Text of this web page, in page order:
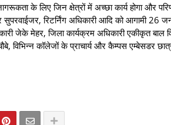
के लिए जिन क्षेत्रों में अच्छा कार्य होगा और
सुपरवाईजर, रिटर्निंग अधिकारी आदि को आगामी 26
जेके मेहर, जिला कार्यक्रम अधिकारी एकीकृत
विभिन्न कॉलेजों के प्राचार्य और कैम्पस एम्बेसडर